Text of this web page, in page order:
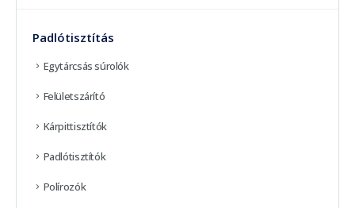
Padlótisztítás
Egytárcsás súrolók
Felületszárító
Kárpittisztítók
Padlótisztítók
Polírozók